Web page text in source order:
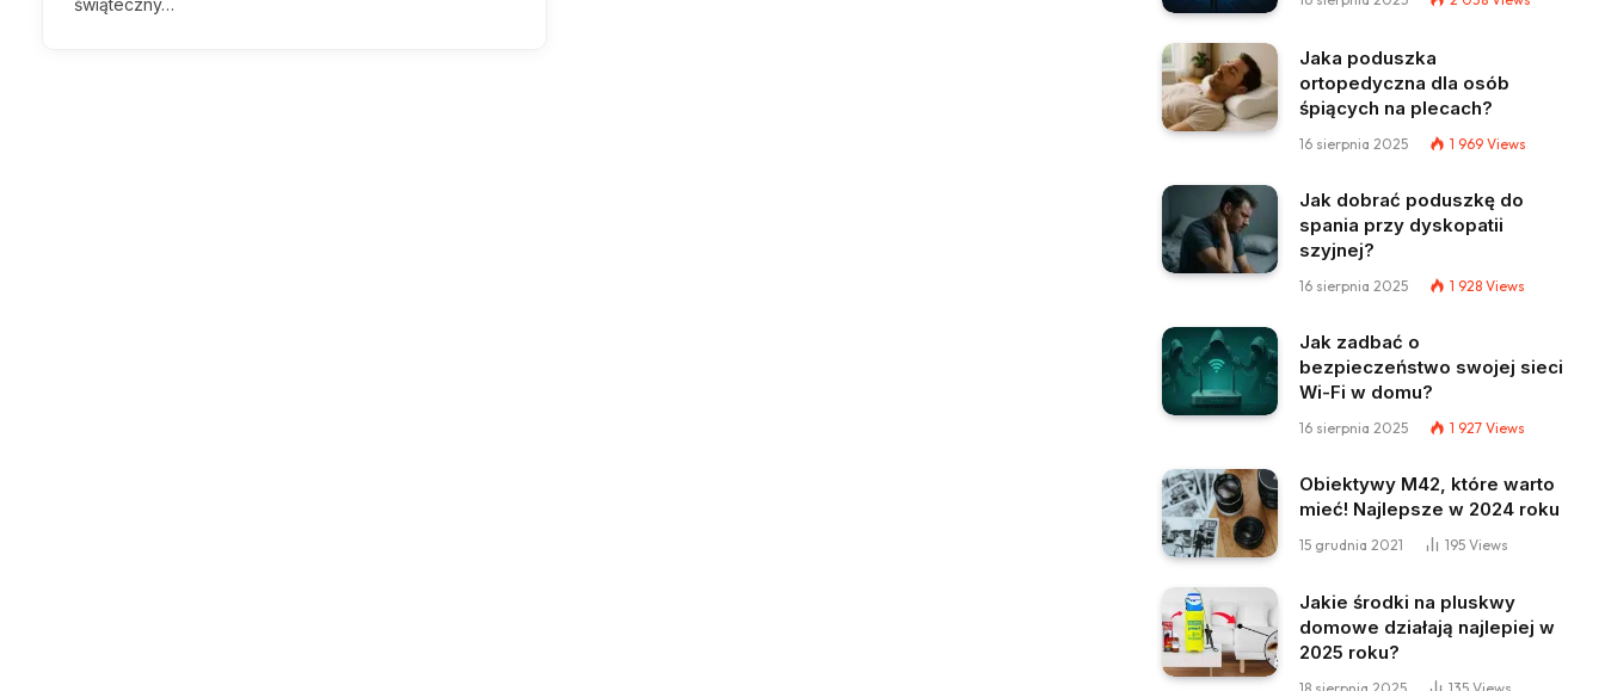
Jaka poduszka
ortopedyczna dla osób
śpiących na plecach?
16 sierpnia 2025 1 969 Views
Jak dobrać poduszkę do
spania przy dyskopatii
szyjnej?
16 sierpnia 2025 1 928 Views
Jak zadbać o
bezpieczeństwo swojej sieci
Wi-Fi w domu?
16 sierpnia 2025 1 927 Views
Obiektywy M42, które warto
mieć! Najlepsze w 2024 roku
15 grudnia 2021 195 Views
Jakie środki na pluskwy
domowe działają najlepiej w
2025 roku?